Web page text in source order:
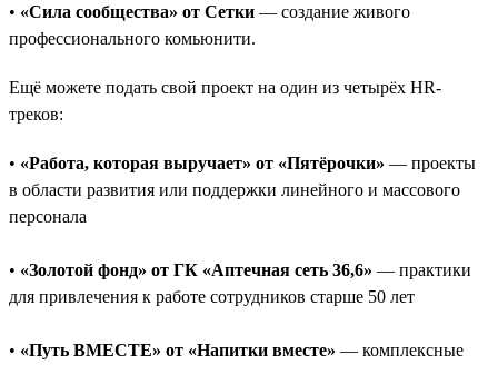
• «Сила сообщества» от Сетки — создание живого
профессионального комьюнити.
Ещё можете подать свой проект на один из четырёх HR-
треков:
• «Работа, которая выручает» от «Пятёрочки» — проекты
в области развития или поддержки линейного и массового
персонала
• «Золотой фонд» от ГК «Аптечная сеть 36,6» — практики
для привлечения к работе сотрудников старше 50 лет
• «Путь ВМЕСТЕ» от «Напитки вместе» — комплексные